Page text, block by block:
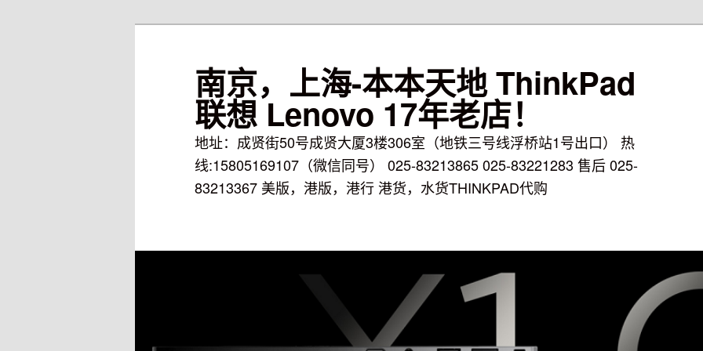
南京，上海-本本天地 ThinkPad
联想 Lenovo 17年老店！
地址：成贤街50号成贤大厦3楼306室（地铁三号线浮桥站1号出口） 热
线:15805169107（微信同号） 025-83213865 025-83221283 售后 025-
83213367 美版，港版，港行 港货，水货THINKPAD代购